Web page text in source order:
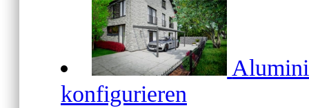
konfigurieren